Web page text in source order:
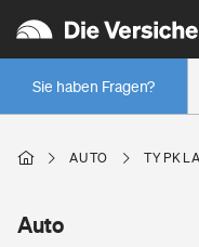
Sie haben Fragen?
Wer versichert was:
Regionalklassen: So ist
Wer versichert was:
AUTO
Auto